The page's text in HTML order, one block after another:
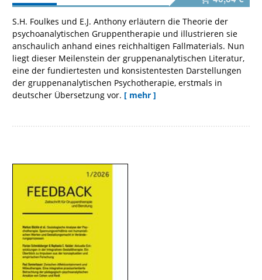
S.H. Foulkes und E.J. Anthony erläutern die Theorie der
psychoanalytischen Gruppentherapie und illustrieren sie
anschaulich anhand eines reichhaltigen Fallmaterials. Nun
liegt dieser Meilenstein der gruppenanalytischen Literatur,
eine der fundiertesten und konsistentesten Darstellungen
der gruppenanalytischen Psychotherapie, erstmals in
deutscher Übersetzung vor. [ mehr ]